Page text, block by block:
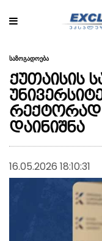
საზოგადოება
ქუთაისის
რექტორად
დაინიშნა
16.05.2026 18:10:31